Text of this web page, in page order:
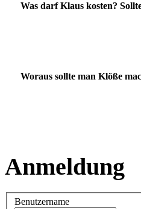
Was darf Klaus kosten?
Woraus sollte man Klöße
Anmeldung
Benutzername